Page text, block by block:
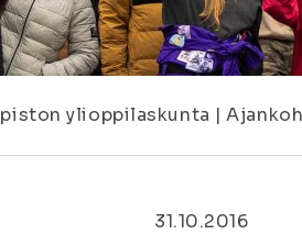
ylioppilaskunta |
31.10.2016